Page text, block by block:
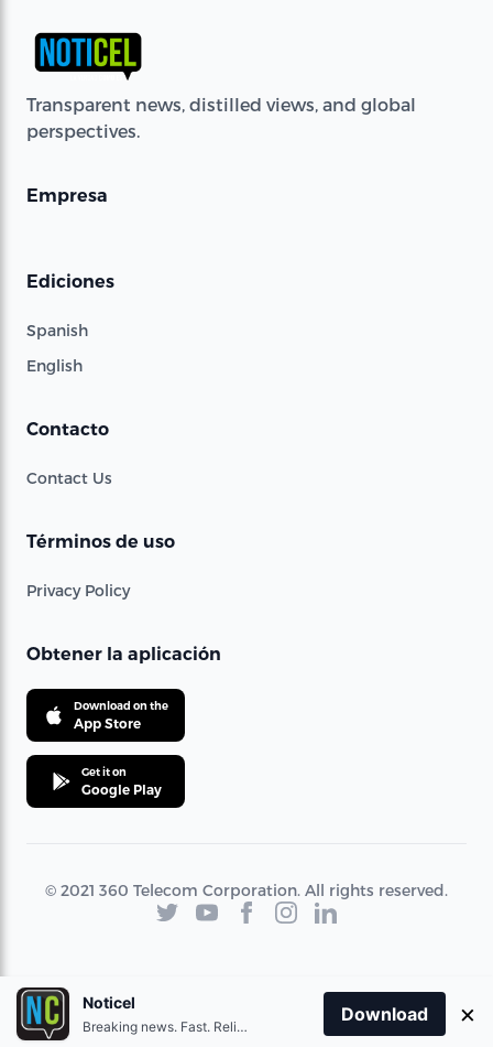
Transparent news, distilled views, and global
perspectives.
Empresa
Ediciones
Spanish
English
Contacto
Contact Us
Términos de uso
Privacy Policy
Obtener la aplicación
Download on the
App Store
Get it on
Google Play
© 2021 360 Telecom Corporation. All rights reserved.
Noticel
Breaking news. Fast. Reliable.
Download ×